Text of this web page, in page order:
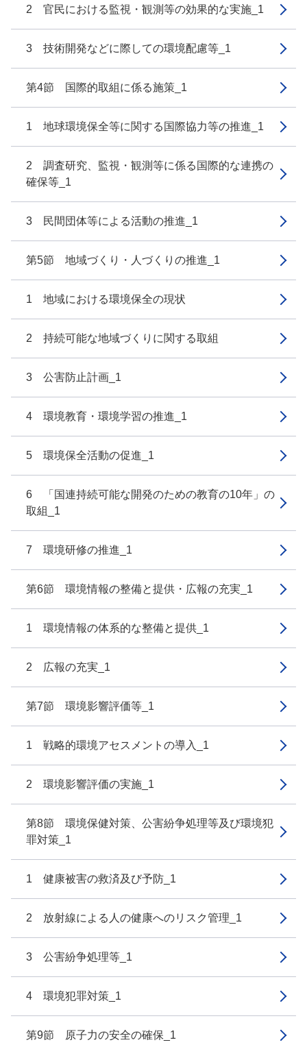
2 官民における監視・観測等の効果的な実施_1
3 技術開発などに際しての環境配慮等_1
第4節 国際的取組に係る施策_1
1 地球環境保全等に関する国際協力等の推進_1
2 調査研究、監視・観測等に係る国際的な連携の
確保等_1
3 民間団体等による活動の推進_1
第5節 地域づくり・人づくりの推進_1
1 地域における環境保全の現状
2 持続可能な地域づくりに関する取組
3 公害防止計画_1
4 環境教育・環境学習の推進_1
5 環境保全活動の促進_1
6 「国連持続可能な開発のための教育の10年」の
取組_1
7 環境研修の推進_1
第6節 環境情報の整備と提供・広報の充実_1
1 環境情報の体系的な整備と提供_1
2 広報の充実_1
第7節 環境影響評価等_1
1 戦略的環境アセスメントの導入_1
2 環境影響評価の実施_1
第8節 環境保健対策、公害紛争処理等及び環境犯
罪対策_1
1 健康被害の救済及び予防_1
2 放射線による人の健康へのリスク管理_1
3 公害紛争処理等_1
4 環境犯罪対策_1
第9節 原子力の安全の確保_1